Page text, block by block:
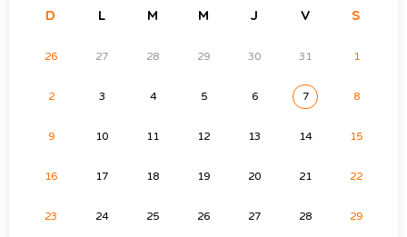
D L M M J V S
26 27 28 29 30 31 1
2 3 4 5 6 7 8
9 10 11 12 13 14 15
16 17 18 19 20 21 22
23 24 25 26 27 28 29